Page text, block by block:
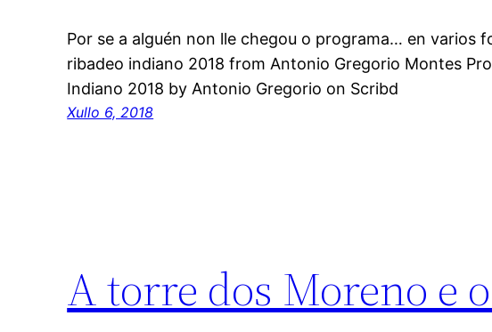
Por se a alguén non lle chegou o programa… en varios
ribadeo indiano 2018 from Antonio Gregorio Montes
Indiano 2018 by Antonio Gregorio on Scribd
Xullo 6, 2018
A torre dos Moreno e